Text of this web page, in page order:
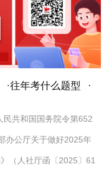
·往年考什么题型 ·
共和国国务院令第652
办公厅关于做好2025年
（人社厅函〔2025〕61